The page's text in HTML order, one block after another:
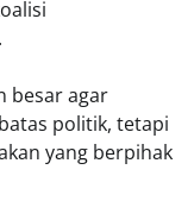
besar agar
politik, tetapi
yang berpihak